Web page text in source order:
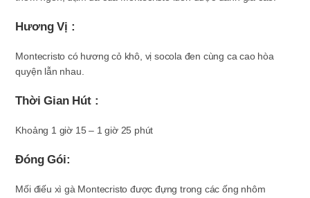
Hương Vị :
Montecristo có hương cỏ khô, vị socola đen cùng ca cao hòa
quyện lẫn nhau.
Thời Gian Hút :
Khoảng 1 giờ 15 – 1 giờ 25 phút
Đóng Gói:
Mối điếu xì gà Montecristo được đựng trong các ống nhôm